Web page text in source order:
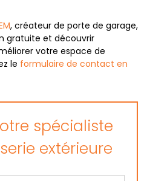
, créateur de porte de garage,
gratuite et découvrir
votre espace de
le formulaire de contact en
spécialiste
extérieure